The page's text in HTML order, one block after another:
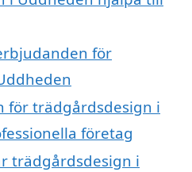
för
för trädgårdsdesign i
företag
trädgårdsdesign i